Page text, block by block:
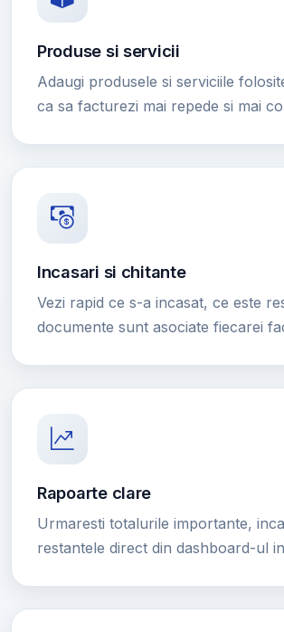
Produse si servicii
Adaugi produsele si serviciile
ca sa facturezi mai repede si mai
Incasari si chitante
Vezi rapid ce s-a incasat, ce este
documente sunt asociate fiecarei
Rapoarte clare
Urmaresti totalurile importante,
restantele direct din dashboard-ul